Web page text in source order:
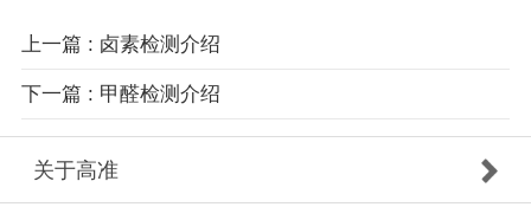
上一篇 : 卤素检测介绍
下一篇 : 甲醛检测介绍
关于高准